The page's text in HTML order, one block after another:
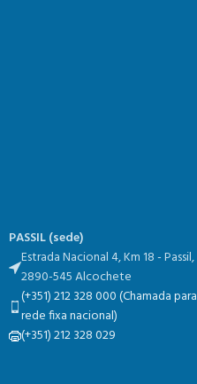
PASSIL (sede)
Estrada Nacional 4, Km 18​​ - Passil,
2890-545 Alcochete
(+351) 212 328 000 (Chamada para
rede fixa nacional)
(+351) 212 328 029